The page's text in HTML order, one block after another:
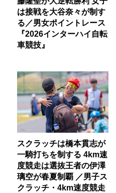
は接戦を大谷奈々が制す
る／男女ポイントレース
『2026インターハイ自転
車競技』
スクラッチは橋本貫志が
一騎打ちを制する 4km速
度競走は選抜王者の伊澤
璃空が春夏制覇 ／男子ス
クラッチ・4km速度競走